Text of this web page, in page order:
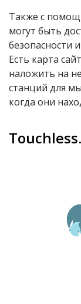
Также с
могут быть
безопасности
Есть карта
наложить на
станций для
когда они